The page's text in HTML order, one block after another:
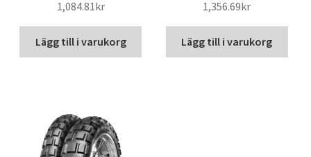
1,084.81kr
Lägg till i varukorg
1,356.69kr
Lägg till i varukorg